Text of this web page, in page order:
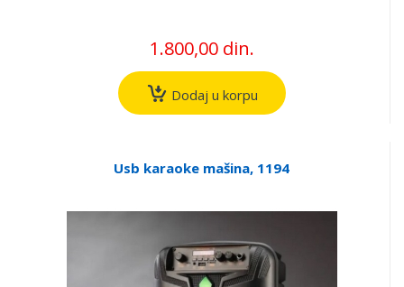
1.800,00 din.
Dodaj u korpu
Usb karaoke mašina, 1194